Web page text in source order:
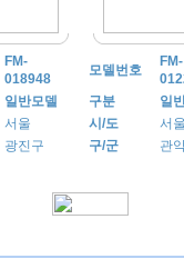
FM-
018948
일반모델
서울
광진구
모델번호
FM-
구분
일
시/도
서
구/군
관